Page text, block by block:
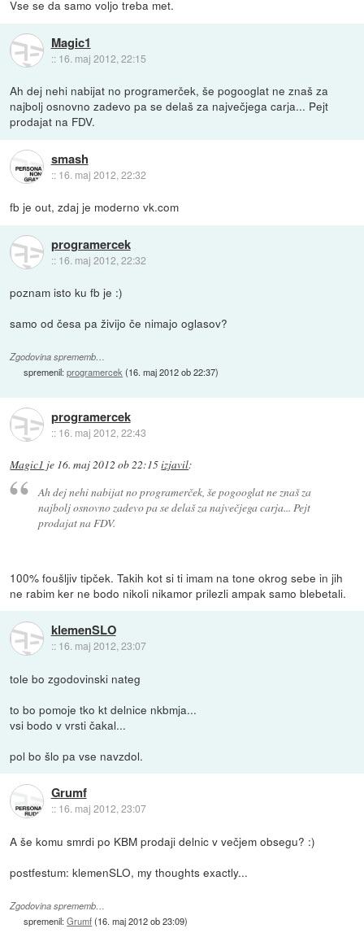
Vse se da samo voljo treba met.
Magic1
:: 16. maj 2012, 22:15
Ah dej nehi nabijat no programerček, še pogooglat ne znaš za
najbolj osnovno zadevo pa se delaš za največjega carja... Pejt
prodajat na FDV.
smash
:: 16. maj 2012, 22:32
fb je out, zdaj je moderno vk.com
programercek
:: 16. maj 2012, 22:32
poznam isto ku fb je :)
samo od česa pa živijo če nimajo oglasov?
Zgodovina sprememb…
spremenil:programercek(16. maj 2012 ob 22:37)
programercek
:: 16. maj 2012, 22:43
Magic1 je 16. maj 2012 ob 22:15izjavil:
Ah dej nehi nabijat no programerček, še pogooglat ne znaš za
najbolj osnovno zadevo pa se delaš za največjega carja... Pejt
prodajat na FDV.
100% foušljiv tipček. Takih kot si ti imam na tone okrog sebe in jih
ne rabim ker ne bodo nikoli nikamor prilezli ampak samo blebetali.
klemenSLO
:: 16. maj 2012, 23:07
tole bo zgodovinski nateg
to bo pomoje tko kt delnice nkbmja...
vsi bodo v vrsti čakal...
pol bo šlo pa vse navzdol.
Grumf
:: 16. maj 2012, 23:07
A še komu smrdi po KBM prodaji delnic v večjem obsegu? :)
postfestum: klemenSLO, my thoughts exactly...
Zgodovina sprememb…
spremenil:Grumf(16. maj 2012 ob 23:09)